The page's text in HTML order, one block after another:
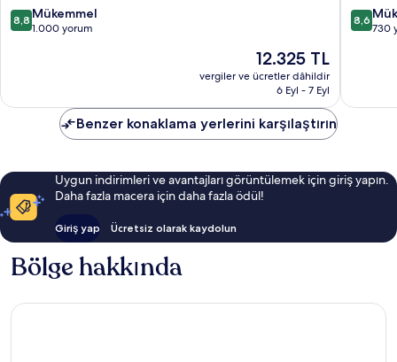
10
üzerinden
8,8 Mükemmel
1.000 yorum
Güncel
fiyat:
12.325 TL
12.325 TL
vergiler ve ücretler dâhildir
6 Eyl - 7 Eyl
10
8,6
730
Benzer konaklama yerlerini karşılaştırın
Uygun indirimleri ve avantajları görüntülemek için giriş yapın.
Daha fazla macera için daha fazla ödül!
Giriş yap Ücretsiz olarak kaydolun
Bölge hakkında